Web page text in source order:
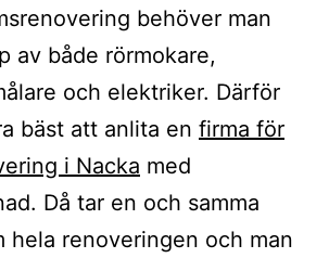
behöver man
av både rörmokare,
och elektriker. Därför
bäst att anlita en firma för
i Nacka med
Då tar en och samma
hela renoveringen och man